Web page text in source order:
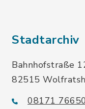
Stadtarchiv
Bahnhofstraße
82515
08171